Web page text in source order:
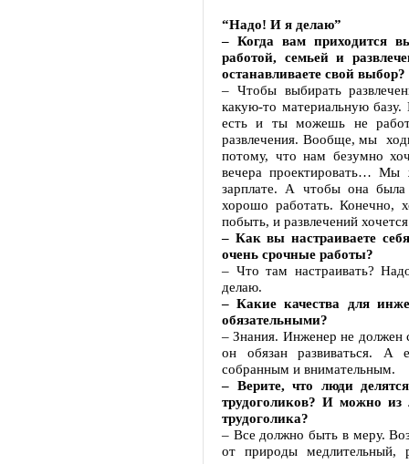
“Надо! И я делаю”
– Когда вам приходится
работой, семьей и
останавливаете свой выбор?
– Чтобы выбирать
какую-то материальную базу.
есть и ты можешь не
развлечения. Вообще, мы
потому, что нам безумно
вечера проектировать…
зарплате. А чтобы она
хорошо работать. Конечно,
побыть, и развлечений
– Как вы настраиваете
очень срочные работы?
– Что там настраивать?
делаю.
– Какие качества для
обязательными?
– Знания. Инженер не должен
он обязан развиваться. А
собранным и внимательным.
– Верите, что люди
трудоголиков? И можно из
трудоголика?
– Все должно быть в меру.
от природы медлительный,